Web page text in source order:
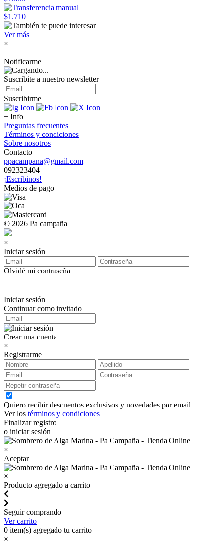
$1.710
Ver más
×
Notificarme
Suscribite a nuestro newsletter
Suscribirme
+ Info
Preguntas frecuentes
Términos y condiciones
Sobre nosotros
Contacto
ppacampana@gmail.com
092323404
¡Escribinos!
Medios de pago
© 2026 Pa campaña
×
Iniciar sesión
Olvidé mi contraseña
Iniciar sesión
Continuar como invitado
Crear una cuenta
×
Registrarme
Quiero recibir descuentos exclusivos y novedades por email
Ver los términos y condiciones
Finalizar registro
o iniciar sesión
×
Aceptar
×
Producto agregado a carrito
Seguir comprando
Ver carrito
0 item(s) agregado tu carrito
×